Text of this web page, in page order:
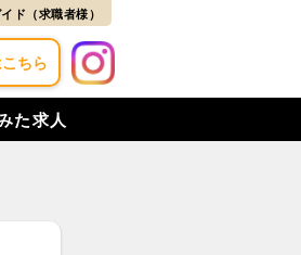
ド（求職者様）
ちら
た求人